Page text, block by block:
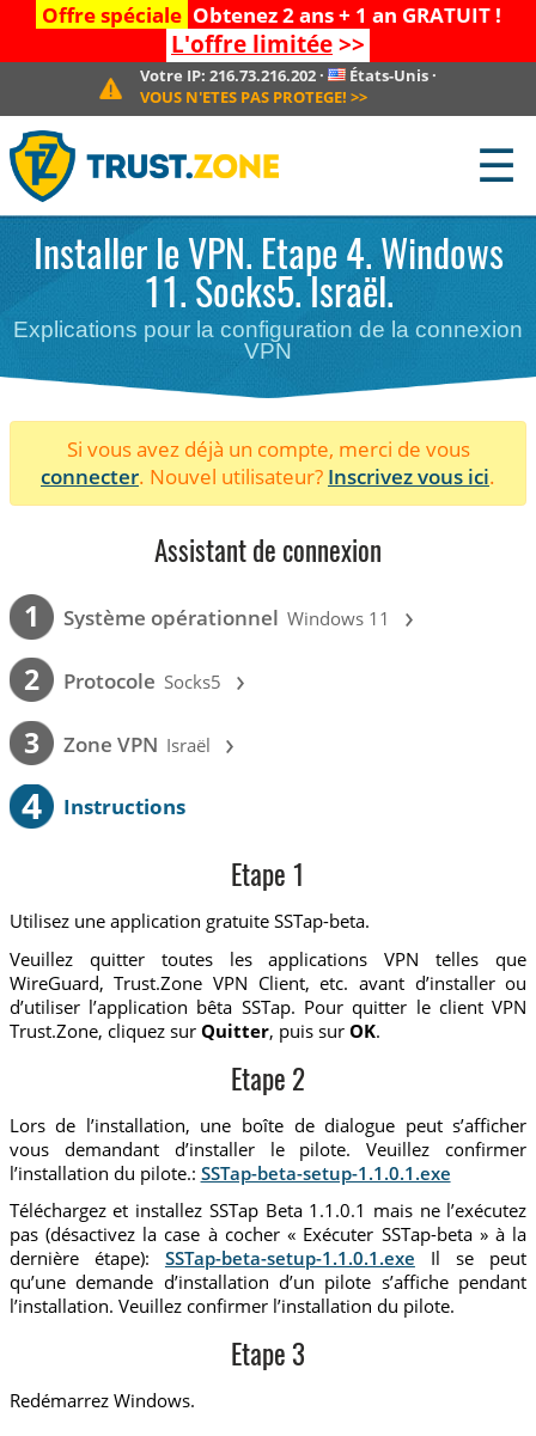
Offre spéciale Obtenez 2 ans + 1 an GRATUIT !
L'offre limitée>>
Votre IP: 216.73.216.202· États-Unis ·
VOUS N'ETES PAS PROTEGE! >>
☰
Installer le VPN. Etape 4. Windows
11. Socks5. Israël.
Explications pour la configuration de la connexion
VPN
Si vous avez déjà un compte, merci de vous
connecter. Nouvel utilisateur? Inscrivez vous ici.
Assistant de connexion
1 Système opérationnel Windows 11 ›
2 Protocole Socks5 ›
3 Zone VPN Israël ›
4 Instructions
Etape 1
Utilisez une application gratuite SSTap-beta.
Veuillez quitter toutes les applications VPN telles que
WireGuard, Trust.Zone VPN Client, etc. avant d’installer ou
d’utiliser l’application bêta SSTap. Pour quitter le client VPN
Trust.Zone, cliquez sur Quitter, puis sur OK.
Etape 2
Lors de l’installation, une boîte de dialogue peut s’afficher
vous demandant d’installer le pilote. Veuillez confirmer
l’installation du pilote.: SSTap-beta-setup-1.1.0.1.exe
Téléchargez et installez SSTap Beta 1.1.0.1 mais ne l’exécutez
pas (désactivez la case à cocher « Exécuter SSTap-beta » à la
dernière étape): SSTap-beta-setup-1.1.0.1.exe Il se peut
qu’une demande d’installation d’un pilote s’affiche pendant
l’installation. Veuillez confirmer l’installation du pilote.
Etape 3
Redémarrez Windows.